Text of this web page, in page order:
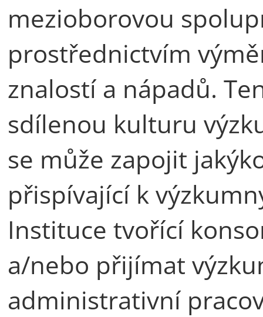
mezioborovou
prostřednictvím
znalostí a nápadů.
sdílenou kulturu
se může zapojit
přispívající k
Instituce tvořící
a/nebo přijímat
administrativní